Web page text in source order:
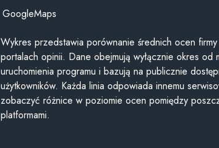
GoogleMaps
Wykres przedstawia porównanie średnich ocen
portalach opinii. Dane obejmują wyłącznie okres od
uruchomienia programu i bazują na publicznie
użytkowników. Każda linia odpowiada innemu
zobaczyć różnice w poziomie ocen pomiędzy
platformami.